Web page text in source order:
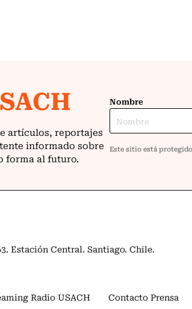
Estación Central. Santiago. Chile.
Radio USACH Contacto Prensa